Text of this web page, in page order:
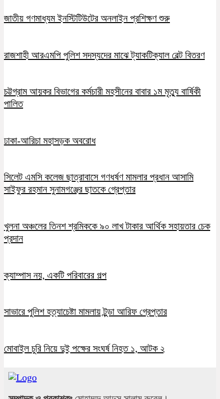
জাতীয় গণমাধ্যম ইনস্টিটিউটের অনলাইন প্রশিক্ষণ শুরু
রাজশাহী আরএমপি পুলিশ সদস্যদের মাঝে ট্যাকটিক্যাল বেল্ট বিতরণ
চট্টগ্রাম আয়কর বিভাগের কর্মচারী মহসীনের বাবার ১ম মৃত্যু বার্ষিকী
পালিত
ঢাকা-আরিচা মহাসড়ক অবরোধ
সিলেট এমসি কলেজ ছাত্রাবাসে গণধর্ষণ মামলার প্রধান আসামি
সাইফুর রহমান সুনামগঞ্জের ছাতকে গ্রেপ্তার
খুলনা অঞ্চলের তিনশ শ্রমিককে ৯০ লাখ টাকার আর্থিক সহায়তার চেক
প্রদান
ক্যাম্পাস নয়, একটি পরিবারের গল্প
সাভারে পুলিশ হত্যাচেষ্টা মামলায় টুন্ডা আরিফ গ্রেপ্তার
মোবাইল চুরি নিয়ে দুই পক্ষের সংঘর্ষ নিহত ১, আটক ২